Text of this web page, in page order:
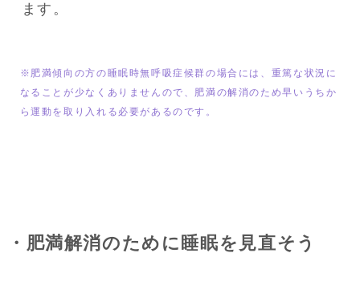
ます。
※肥満傾向の方の睡眠時無呼吸症候群の場合には、重篤な状況に
なることが少なくありませんので、肥満の解消のため早いうちか
ら運動を取り入れる必要があるのです。
・肥満解消のために睡眠を見直そう